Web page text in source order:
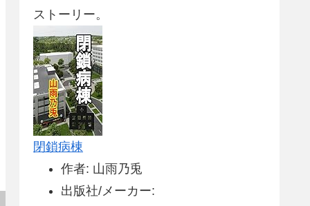
ストーリー。
閉鎖病棟
作者: 山雨乃兎
出版社/メーカー: